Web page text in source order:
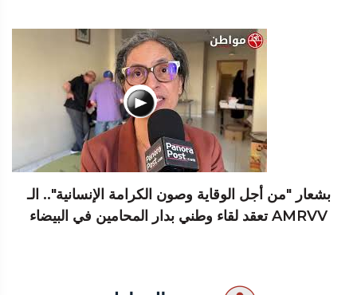
بشعار "من أجل الوقاية وصون الكرامة الإنسانية".. الـ
AMRVV تعقد لقاء وطني بدار المحامين في البيضاء